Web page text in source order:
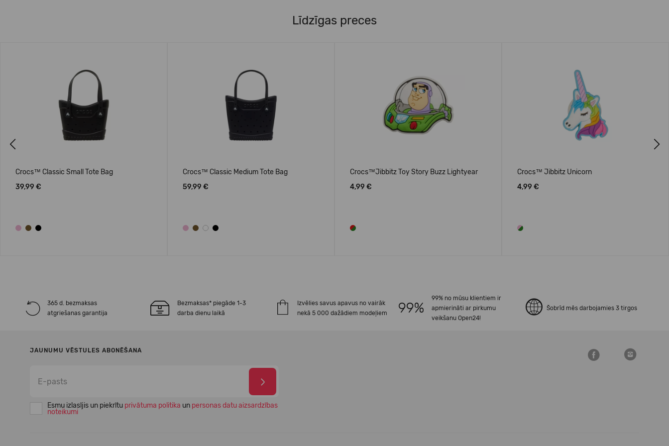
Līdzīgas preces
Crocs™ Classic Small Tote Bag
39,99 €
Crocs™ Classic Medium Tote Bag
59,99 €
Crocs™Jibbitz Toy Story Buzz Lightyear
4,99 €
Crocs™ Jibbitz Unicorn
4,99 €
365 d. bezmaksas
atgriešanas garantija
Bezmaksas* piegāde 1-3
darba dienu laikā
Izvēlies savus apavus no vairāk
nekā 5 000 dažādiem modeļiem
99% no mūsu klientiem ir
apmierināti ar pirkumu
veikšanu Open24!
Šobrīd mēs darbojamies 3 tirgos
JAUNUMU VĒSTULES ABONĒŠANA
Esmu izlasījis un piekrītu privātuma politika un personas datu aizsardzības
noteikumi